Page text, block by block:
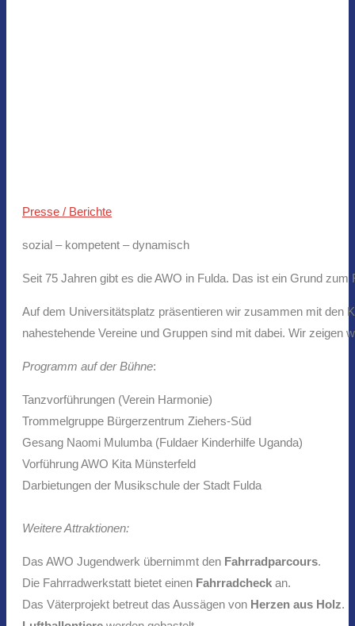
Presse / Berichte
sozial – kompetent – dynamisch
Seit 75 Jahren gibt es die AWO in Fulda. Das ist ein Grund zum
Auf dem Universitätsplatz präsentieren wir zusammen mit den
nahestehende Vereine und Gruppen sind mit dabei. Wir zeigen
Programm auf der Bühne:
Tanzvorführungen (Verein Harmonie)
Trommelgruppe Bürgerzentrum Ziehers-Süd
Gesang Naomi Mulumba (Fuldaer Kinderhilfe Uganda)
Vorführung AWO Kita Münsterfeld
Darbietungen der Musikschule der Stadt Fulda
Weitere Attraktionen:
Das AWO Jugendwerk übernimmt den Fahrradparcours.
Die Fahrradwerkstatt bietet einen Fahrradcheck an.
Das Väterprojekt betreut das Aussägen von Herzen aus Holz.